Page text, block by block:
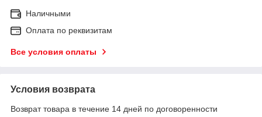
Наличными
Оплата по реквизитам
Все условия оплаты
Условия возврата
Возврат товара в течение 14 дней по договоренности